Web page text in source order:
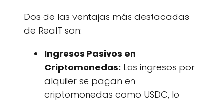
Dos de las ventajas más destacadas
de RealT son:
Ingresos Pasivos en
Criptomonedas: Los ingresos por
alquiler se pagan en
criptomonedas como USDC, lo